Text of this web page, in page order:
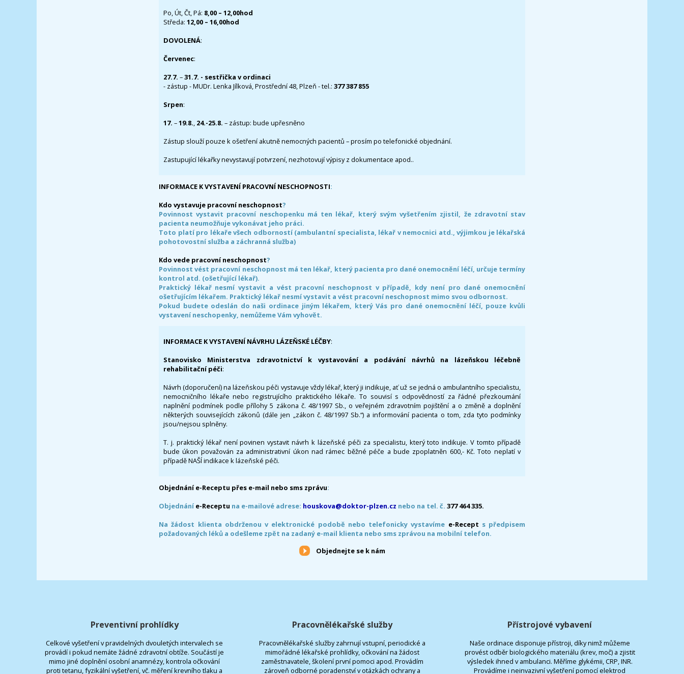
Po, Út, Čt, Pá: 8,00 – 12,00hod
Středa: 12,00 – 16,00hod
DOVOLENÁ:
Červenec:
27.7. –31.7. - sestřička v ordinaci
- zástup - MUDr. Lenka Jílková, Prostřední 48, Plzeň - tel.: 377 387 855
Srpen:
17. –19.8., 24.-25.8. – zástup: bude upřesněno
Zástup slouží pouze k ošetření akutně nemocných pacientů – prosím po telefonické objednání.
Zastupující lékařky nevystavují potvrzení, nezhotovují výpisy z dokumentace apod..
INFORMACE K VYSTAVENÍ PRACOVNÍ NESCHOPNOSTI:
Kdo vystavuje pracovní neschopnost?
Povinnost vystavit pracovní neschopenku má ten lékař, který svým vyšetřením zjistil, že zdravotní stav
pacienta neumožňuje vykonávat jeho práci.
Toto platí pro lékaře všech odborností (ambulantní specialista, lékař v nemocnici atd., výjimkou je lékařská
pohotovostní služba a záchranná služba)
Kdo vede pracovní neschopnost?
Povinnost vést pracovní neschopnost má ten lékař, který pacienta pro dané onemocnění léčí, určuje termíny
kontrol atd. (ošetřující lékař).
Praktický lékař nesmí vystavit a vést pracovní neschopnost v případě, kdy není pro dané onemocnění
ošetřujícím lékařem. Praktický lékař nesmí vystavit a vést pracovní neschopnost mimo svou odbornost.
Pokud budete odeslán do naši ordinace jiným lékařem, který Vás pro dané onemocnění léčí, pouze kvůli
vystavení neschopenky, nemůžeme Vám vyhovět.
INFORMACE K VYSTAVENÍ NÁVRHU LÁZEŇSKÉ LÉČBY:
Stanovisko Ministerstva zdravotnictví k vystavování a podávání návrhů na lázeňskou léčebně
rehabilitační péči:
Návrh (doporučení) na lázeňskou péči vystavuje vždy lékař, který ji indikuje, ať už se jedná o ambulantního specialistu,
nemocničního lékaře nebo registrujícího praktického lékaře. To souvisí s odpovědností za řádné přezkoumání
naplnění podmínek podle přílohy 5 zákona č. 48/1997 Sb., o veřejném zdravotním pojištění a o změně a doplnění
některých souvisejících zákonů (dále jen „zákon č. 48/1997 Sb.“) a informování pacienta o tom, zda tyto podmínky
jsou/nejsou splněny.
T. j. praktický lékař není povinen vystavit návrh k lázeňské péči za specialistu, který toto indikuje. V tomto případě
bude úkon považován za administrativní úkon nad rámec běžné péče a bude zpoplatněn 600,- Kč. Toto neplatí v
případě NAŠÍ indikace k lázeňské péči.
Objednání e-Receptu přes e-mail nebo sms zprávu:
Objednáníe-Receptu na e-mailové adrese: houskova@doktor-plzen.cz nebo na tel. č. 377 464 335.
Na žádost klienta obdrženou v elektronické podobě nebo telefonicky vystavíme e-Recept s předpisem
požadovaných léků a odešleme zpět na zadaný e-mail klienta nebo sms zprávou na mobilní telefon.
Objednejte se k nám
Preventivní prohlídky
Celkové vyšetření v pravidelných dvouletých intervalech se
provádí i pokud nemáte žádné zdravotní obtíže. Součástí je
mimo jiné doplnění osobní anamnézy, kontrola očkování
proti tetanu, fyzikální vyšetření, vč. měření krevního tlaku a
Pracovnělékařské služby
Pracovnělékařské služby zahrnují vstupní, periodické a
mimořádné lékařské prohlídky, očkování na žádost
zaměstnavatele, školení první pomoci apod. Provádím
zároveň odborné poradenství v otázkách ochrany a
Přístrojové vybavení
Naše ordinace disponuje přístroji, díky nimž můžeme
provést odběr biologického materiálu (krev, moč) a zjistit
výsledek ihned v ambulanci. Měříme glykémii, CRP, INR.
Provádíme i neinvazivní vyšetření pomocí elektrod